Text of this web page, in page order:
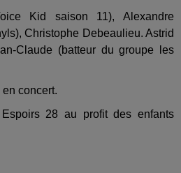
Kid saison 11), Alexandre
Christophe Debeaulieu. Astrid
Claude (batteur du groupe les
concert.
28 au profit des enfants